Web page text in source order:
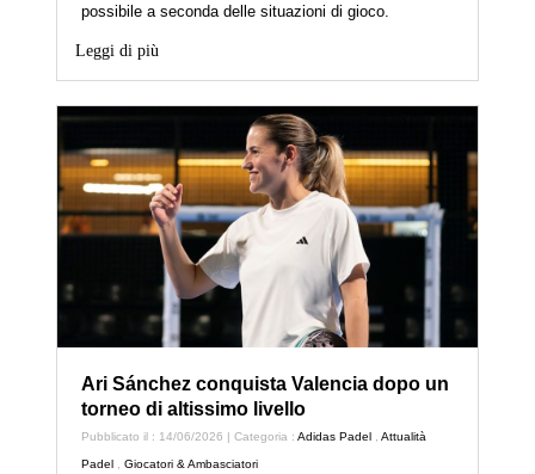
possibile a seconda delle situazioni di gioco.
Leggi di più
Ari Sánchez conquista Valencia dopo un
torneo di altissimo livello
Pubblicato il : 14/06/2026 | Categoria :Adidas Padel ,Attualità
Padel ,Giocatori & Ambasciatori